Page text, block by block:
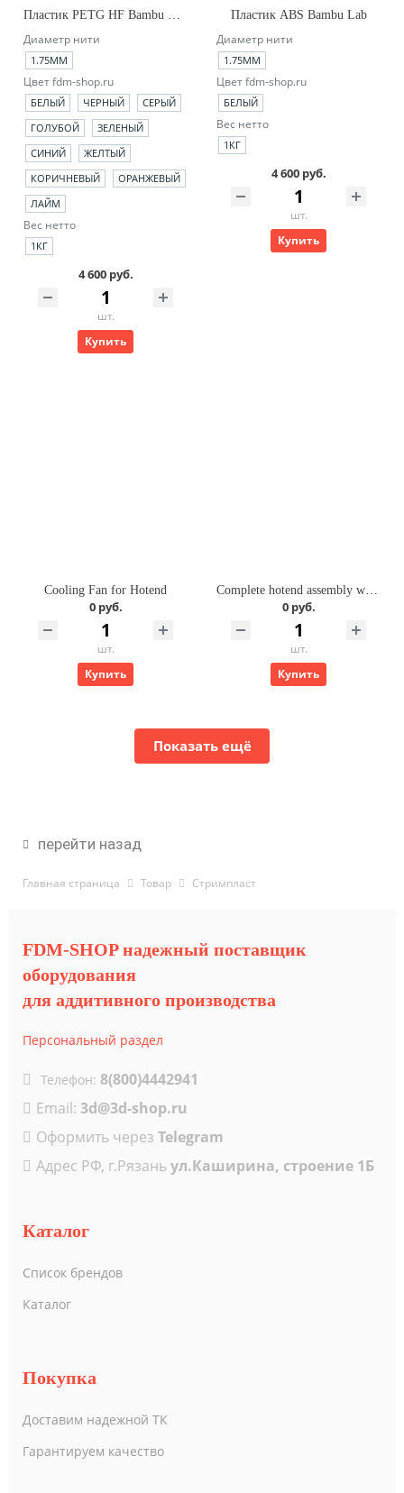
Пластик PETG HF Bambu Lab (no_spool)
Диаметр нити
1.75ММ
Цвет fdm-shop.ru
БЕЛЫЙ ЧЕРНЫЙ
СЕРЫЙ
ГОЛУБОЙ
ЗЕЛЕНЫЙ
СИНИЙ
ЖЕЛТЫЙ
КОРИЧНЕВЫЙ
ОРАНЖЕВЫЙ
ЛАЙМ
Вес нетто
1КГ
4 600 руб.
шт.
Купить
Пластик ABS Bambu Lab
Диаметр нити
1.75ММ
Цвет fdm-shop.ru
БЕЛЫЙ
Вес нетто
1КГ
4 600 руб.
шт.
Купить
Cooling Fan for Hotend
0 руб.
шт.
Купить
Complete hotend assembly with stainless steel nozzle -0.2mm
0 руб.
шт.
Купить
Показать ещё
перейти назад
Главная страница Товар Стримпласт
FDM-SHOP надежный поставщик
оборудования
для аддитивного производства
Персональный раздел
Телефон: 8(800)4442941
Email: 3d@3d-shop.ru
Оформить через Telegram
Адрес РФ, г.Рязаньул.Каширина, строение 1Б
Каталог
Список брендов
Каталог
Покупка
Доставим надежной ТК
Гарантируем качество